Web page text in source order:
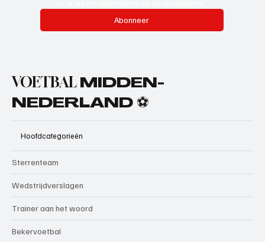
Abonneer
VOETBAL MIDDEN-
NEDERLAND ⚽
Hoofdcategorieën
Sterrenteam
Wedstrijdverslagen
Trainer aan het woord
Bekervoetbal